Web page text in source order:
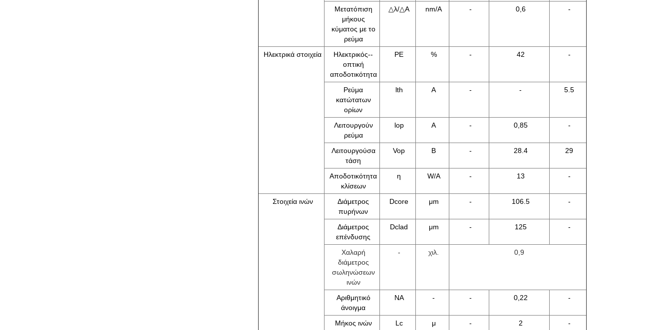
Μετατόπιση
μήκους
κύματος με το
ρεύμα
△λ/△A nm/A - 0,6 -
Ηλεκτρικά στοιχεία
Ηλεκτρικός--
οπτική
αποδοτικότητα
PE % - 42 -
Ρεύμα
κατώτατων
ορίων
lth Α - - 5.5
Λειτουργούν
ρεύμα
lop Α - 0,85 -
Λειτουργούσα
τάση
Vop Β - 28.4 29
Αποδοτικότητα
κλίσεων
η W/A - 13 -
Στοιχεία ινών
Διάμετρος
πυρήνων
Dcore μm - 106.5 -
Διάμετρος
επένδυσης
Dclad μm - 125 -
Χαλαρή
διάμετρος
σωληνώσεων
ινών
- χιλ. 0,9
Αριθμητικό
άνοιγμα
NA - - 0,22 -
Μήκος ινών Lc μ - 2
-